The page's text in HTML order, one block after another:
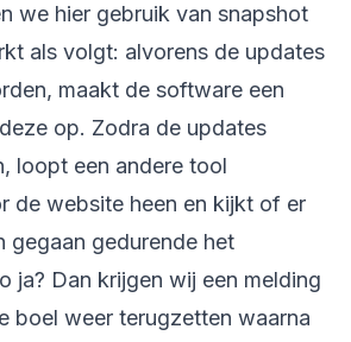
we hier gebruik van snapshot
als volgt: alvorens de updates
maakt de software een
op. Zodra de updates
loopt een andere tool
de website heen en kijkt of er
gegaan gedurende het
ja? Dan krijgen wij een melding
boel weer terugzetten waarna